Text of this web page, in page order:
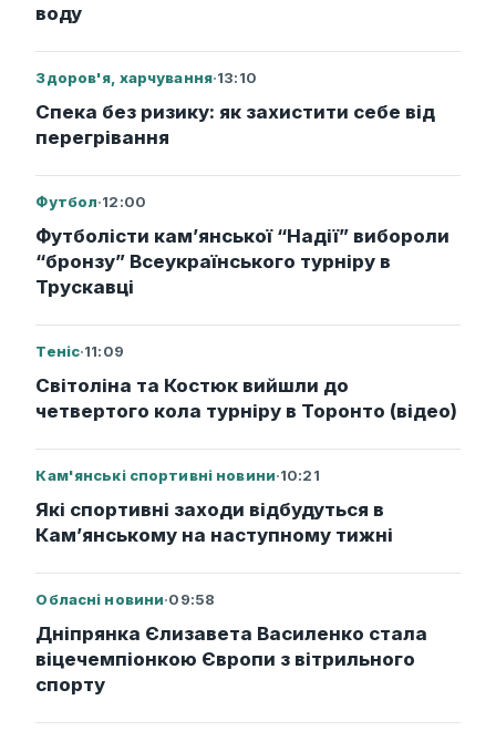
воду
Здоров'я, харчування·13:10
Спека без ризику: як захистити себе від
перегрівання
Футбол·12:00
Футболісти кам’янської “Надії” вибороли
“бронзу” Всеукраїнського турніру в
Трускавці
Теніс·11:09
Світоліна та Костюк вийшли до
четвертого кола турніру в Торонто (відео)
Кам'янські спортивні новини·10:21
Які спортивні заходи відбудуться в
Кам’янському на наступному тижні
Обласні новини·09:58
Дніпрянка Єлизавета Василенко стала
віцечемпіонкою Європи з вітрильного
спорту